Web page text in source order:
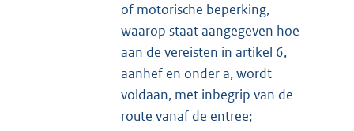
of motorische beperking,
waarop staat aangegeven hoe
aan de vereisten in artikel 6,
aanhef en onder a, wordt
voldaan, met inbegrip van de
route vanaf de entree;